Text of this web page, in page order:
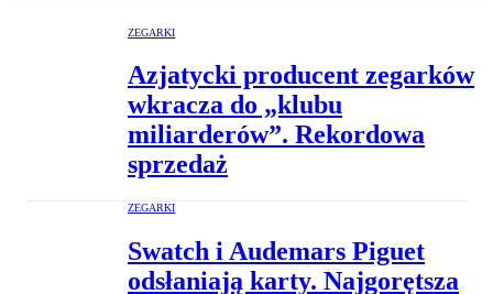
ZEGARKI
Azjatycki producent zegarków
wkracza do „klubu
miliarderów”. Rekordowa
sprzedaż
ZEGARKI
Swatch i Audemars Piguet
odsłaniają karty. Najgorętsza